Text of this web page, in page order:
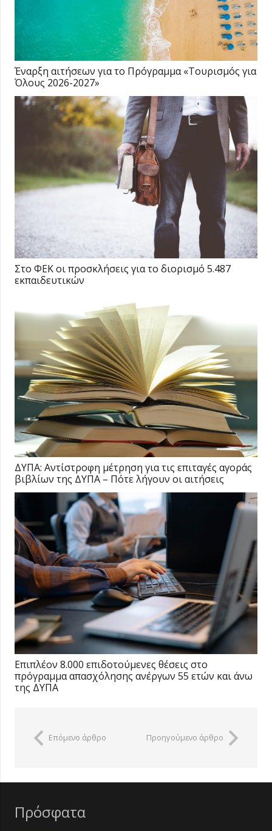
Έναρξη αιτήσεων για το Πρόγραμμα «Τουρισμός για
Όλους 2026-2027»
Στο ΦΕΚ οι προσκλήσεις για το διορισμό 5.487
εκπαιδευτικών
ΔΥΠΑ: Αντίστροφη μέτρηση για τις επιταγές αγοράς
βιβλίων της ΔΥΠΑ – Πότε λήγουν οι αιτήσεις
Επιπλέον 8.000 επιδοτούμενες θέσεις στο
πρόγραμμα απασχόλησης ανέργων 55 ετών και άνω
της ΔΥΠΑ
Επόμενο άρθρο Προηγούμενο άρθρο
Πρόσφατα